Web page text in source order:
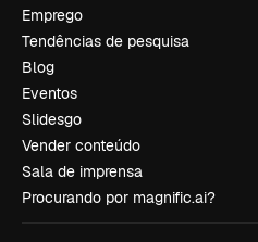
Emprego
Tendências de pesquisa
Blog
Eventos
Slidesgo
Vender conteúdo
Sala de imprensa
Procurando por magnific.ai?